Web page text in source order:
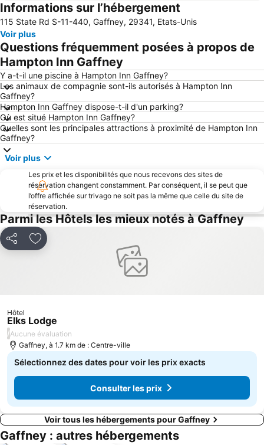
Informations sur l’hébergement
115 State Rd S-11-440, Gaffney, 29341, Etats-Unis
Voir plus
Questions fréquemment posées à propos de
Hampton Inn Gaffney
Y a-t-il une piscine à Hampton Inn Gaffney?
Les animaux de compagnie sont-ils autorisés à Hampton Inn
Gaffney?
Hampton Inn Gaffney dispose-t-il d'un parking?
Où est situé Hampton Inn Gaffney?
Quelles sont les principales attractions à proximité de Hampton Inn
Gaffney?
Voir plus
Les prix et les disponibilités que nous recevons des sites de
réservation changent constamment. Par conséquent, il se peut que
l’offre affichée sur trivago ne soit pas la même que celle du site de
réservation.
Parmi les Hôtels les mieux notés à Gaffney
PartagerAjouter à mes favoris
Hôtel
Elks Lodge
/Aucune évaluation
Gaffney, à 1.7 km de : Centre-ville
Sélectionnez des dates pour voir les prix exacts
Consulter les prix
Voir tous les hébergements pour Gaffney
Gaffney : autres hébergements